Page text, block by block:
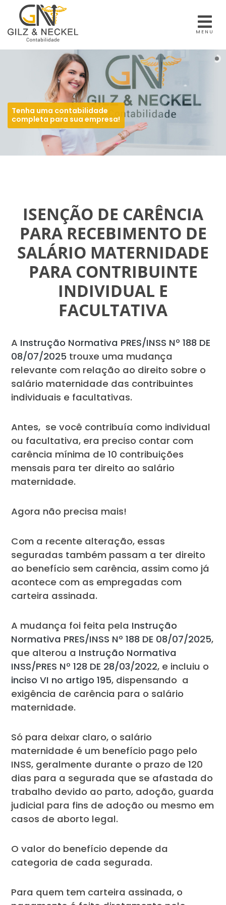
MENU
Tenha uma contabilidade
completa para sua empresa!
ISENÇÃO DE CARÊNCIA
PARA RECEBIMENTO DE
SALÁRIO MATERNIDADE
PARA CONTRIBUINTE
INDIVIDUAL E
FACULTATIVA
A Instrução Normativa PRES/INSS Nº 188 DE
08/07/2025 trouxe uma mudança
relevante com relação ao direito sobre o
salário maternidade das contribuintes
individuais e facultativas.
Antes, se você contribuía como individual
ou facultativa, era preciso contar com
carência mínima de 10 contribuições
mensais para ter direito ao salário
maternidade.
Agora não precisa mais!
Com a recente alteração, essas
seguradas também passam a ter direito
ao benefício sem carência, assim como já
acontece com as empregadas com
carteira assinada.
A mudança foi feita pela Instrução
Normativa PRES/INSS Nº 188 DE 08/07/2025,
que alterou a Instrução Normativa
INSS/PRES Nº 128 DE 28/03/2022, e incluiu o
inciso VI no artigo 195, dispensando a
exigência de carência para o salário
maternidade.
Só para deixar claro, o salário
maternidade é um benefício pago pelo
INSS, geralmente durante o prazo de 120
dias para a segurada que se afastada do
trabalho devido ao parto, adoção, guarda
judicial para fins de adoção ou mesmo em
casos de aborto legal.
O valor do benefício depende da
categoria de cada segurada.
Para quem tem carteira assinada, o